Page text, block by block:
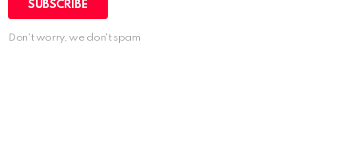
Don't worry, we don't spam